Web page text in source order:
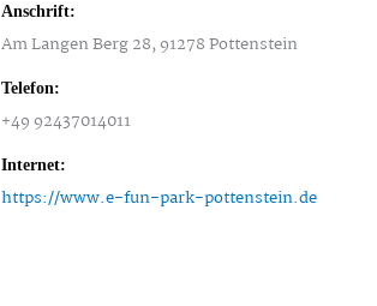
Anschrift:
Am Langen Berg 28, 91278 Pottenstein
Telefon:
+49 92437014011
Internet:
https://www.e-fun-park-pottenstein.de